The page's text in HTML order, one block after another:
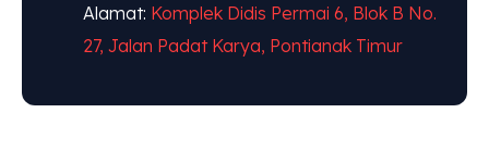
Alamat: Komplek Didis Permai 6, Blok B No.
27, Jalan Padat Karya, Pontianak Timur